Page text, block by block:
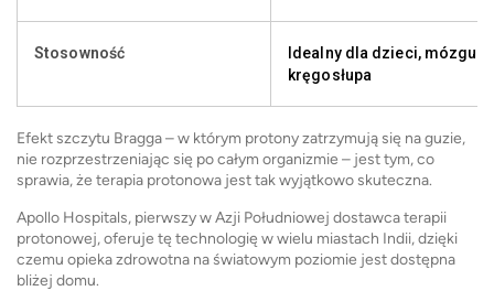
Stosowność
Idealny dla dzieci, mózgu,
kręgosłupa
Efekt szczytu Bragga – w którym protony zatrzymują się na guzie,
nie rozprzestrzeniając się po całym organizmie – jest tym, co
sprawia, że terapia protonowa jest tak wyjątkowo skuteczna.
Apollo Hospitals, pierwszy w Azji Południowej dostawca terapii
protonowej, oferuje tę technologię w wielu miastach Indii, dzięki
czemu opieka zdrowotna na światowym poziomie jest dostępna
bliżej domu.